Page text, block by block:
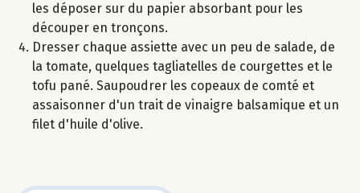
les déposer sur du papier absorbant pour les
découper en tronçons.
Dresser chaque assiette avec un peu de salade, de
la tomate, quelques tagliatelles de courgettes et le
tofu pané. Saupoudrer les copeaux de comté et
assaisonner d'un trait de vinaigre balsamique et un
filet d'huile d'olive.